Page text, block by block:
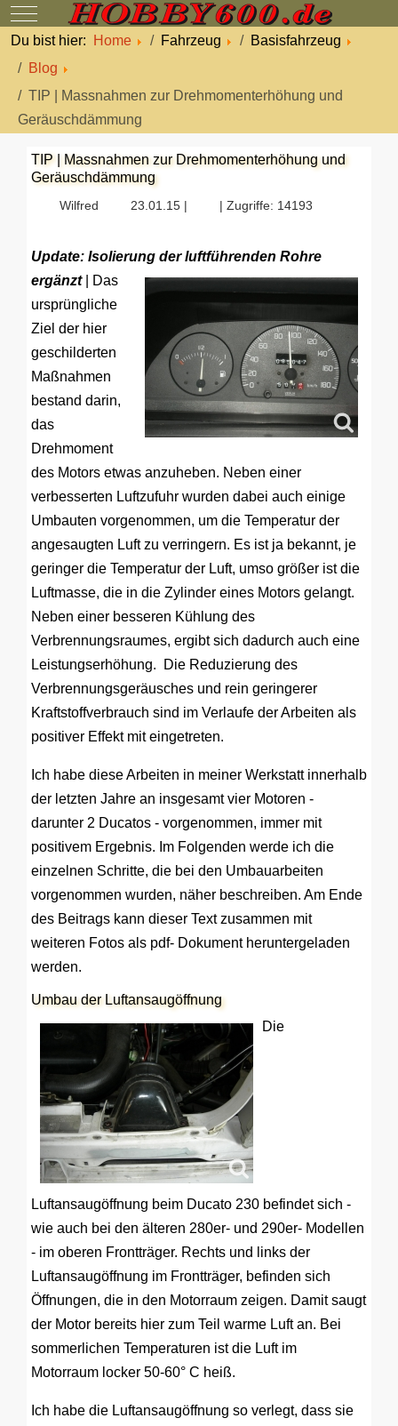
Mobile Menu Toggle
Du bist hier:
Home Fahrzeug
Basisfahrzeug
Blog
TIP | Massnahmen zur Drehmomenterhöhung und
Geräuschdämmung
TIP | Massnahmen zur Drehmomenterhöhung und
Geräuschdämmung
Wilfred 23.01.15 | | Zugriffe: 14193
Update: Isolierung der luftführenden Rohre
ergänzt
Das
ursprüngliche
Ziel der hier
geschilderten
Maßnahmen
bestand darin,
das
Drehmoment
des Motors etwas anzuheben. Neben einer
verbesserten Luftzufuhr wurden dabei auch einige
Umbauten vorgenommen, um die Temperatur der
angesaugten Luft zu verringern. Es ist ja bekannt, je
geringer die Temperatur der Luft, umso größer ist die
Luftmasse, die in die Zylinder eines Motors gelangt.
Neben einer besseren Kühlung des
Verbrennungsraumes, ergibt sich dadurch auch eine
Leistungserhöhung. Die Reduzierung des
Verbrennungsgeräusches und rein geringerer
Kraftstoffverbrauch sind im Verlaufe der Arbeiten als
positiver Effekt mit eingetreten.
Ich habe diese Arbeiten in meiner Werkstatt innerhalb
der letzten Jahre an insgesamt vier Motoren -
darunter 2 Ducatos - vorgenommen, immer mit
positivem Ergebnis. Im Folgenden werde ich die
einzelnen Schritte, die bei den Umbauarbeiten
vorgenommen wurden, näher beschreiben. Am Ende
des Beitrags kann dieser Text zusammen mit
weiteren Fotos als pdf- Dokument heruntergeladen
werden.
Umbau der Luftansaugöffnung
Die
Luftansaugöffnung beim Ducato 230 befindet sich -
wie auch bei den älteren 280er- und 290er- Modellen
- im oberen Frontträger. Rechts und links der
Luftansaugöffnung im Frontträger, befinden sich
Öffnungen, die in den Motorraum zeigen. Damit saugt
der Motor bereits hier zum Teil warme Luft an. Bei
sommerlichen Temperaturen ist die Luft im
Motorraum locker 50-60° C heiß.
Ich habe die Luftansaugöffnung so verlegt, dass sie